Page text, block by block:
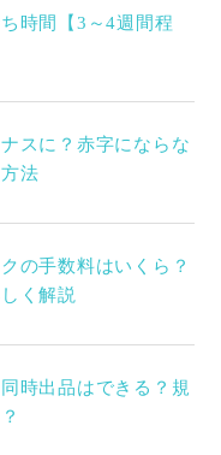
時間【3～4週間程
スに？赤字にならな
法
の手数料はいくら？
く解説
時出品はできる？規